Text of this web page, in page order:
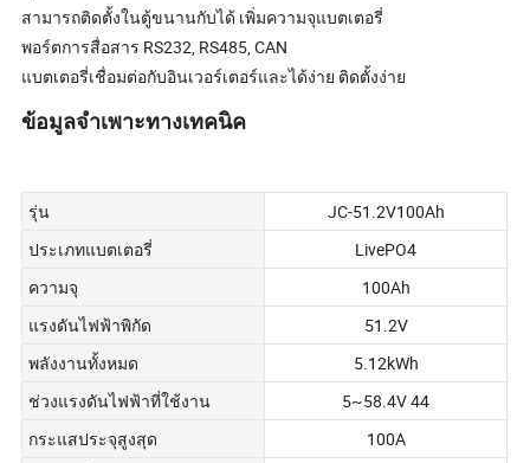
สามารถติดตั้งในตู้ขนานกับได้ เพิ่มความจุแบตเตอรี่
พอร์ตการสื่อสาร RS232, RS485, CAN
แบตเตอรี่เชื่อมต่อกับอินเวอร์เตอร์และได้ง่าย ติดตั้งง่าย
ข้อมูลจำเพาะทางเทคนิค
รุ่น
JC-51.2V100Ah
ประเภทแบตเตอรี่
LivePO4
ความจุ
100Ah
แรงดันไฟฟ้าพิกัด
51.2V
พลังงานทั้งหมด
5.12kWh
ช่วงแรงดันไฟฟ้าที่ใช้งาน
5~58.4V 44
กระแสประจุสูงสุด
100A